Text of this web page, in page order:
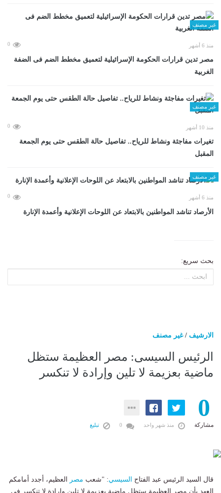
غير مصنف
منذ 6 أشهر 0
مصر تدين قرارات الحكومة الإسرائيلية لتعميق مخطط الضم فى الضفة
الغربية
غير مصنف
منذ 10 أشهر 0
تغيرات مفاجئة ونشاط للرياح.. تفاصيل حالة الطقس حتى يوم الجمعة
المقبل
غير مصنف
منذ 6 أشهر 0
الأرصاد تناشد المواطنين بالابتعاد عن اللوحات الإعلانية وأعمدة الإنارة
بحث سريع:
الارشيف /غير مصنف
الرئيس السيسى: مصر العظيمة ستظل
ماضية بعزيمة لا تلين وإرادة لا تنكسر
0
مشاركة منذ شهر واحد تبليغ
قال السيد الرئيس عبد الفتاح السيسي: "شعب مصر
العظيم، أجدد أمامكم
العهد بأن مصر العظيمة ستظل ماضية بعزيمة لا تلين وإرادة لا تنكسر في